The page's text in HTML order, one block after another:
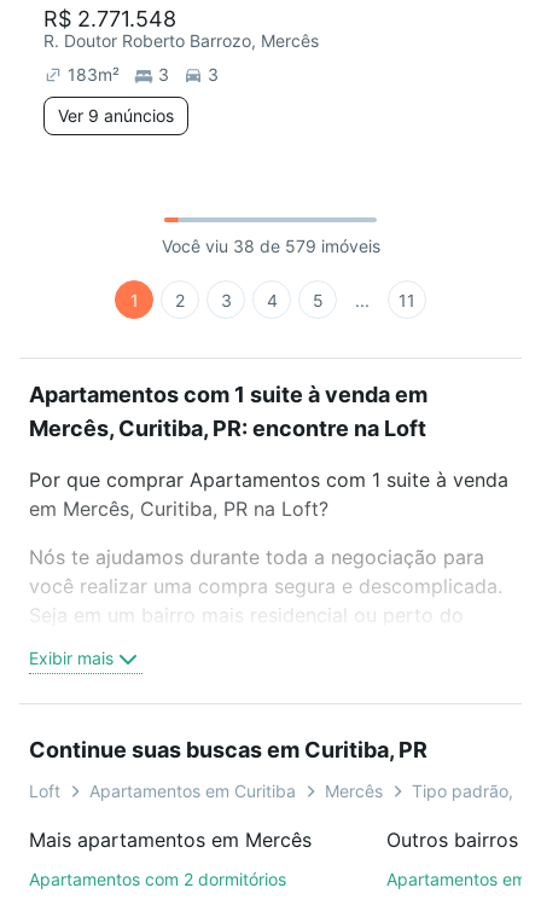
R$ 2.771.548
R. Doutor Roberto Barrozo, Mercês
183m² 3
3
Ver 9 anúncios
Você viu 38 de 579 imóveis
1 2 3 4 5 ... 11
Apartamentos com 1 suite à venda em
Mercês, Curitiba, PR: encontre na Loft
Por que comprar Apartamentos com 1 suite à venda
em Mercês, Curitiba, PR na Loft?
Nós te ajudamos durante toda a negociação para
você realizar uma compra segura e descomplicada.
Seja em um bairro mais residencial ou perto do
oferta ideal de Apartamentos com 1 suite à venda
em Mercês, Curitiba, PR para conquistar seu sonho.
é grátis, sem compromisso e você ainda conta com
mais de 46 mil corretores e imobiliárias te ajudando
Como escolher um imóvel?
Exibir mais
Continue suas buscas em Curitiba, PR
Loft Apartamentos em Curitiba Mercês Tipo padrão,
Mais apartamentos em Mercês
Apartamentos com 2 dormitórios
Outros bairros
Apartamentos em